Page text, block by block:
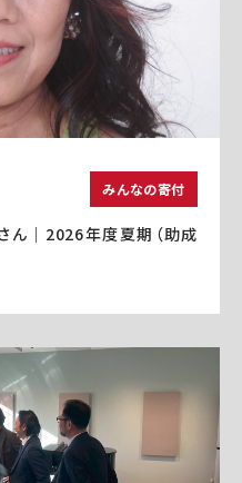
みんなの寄付
ん｜2026年度夏期（助成